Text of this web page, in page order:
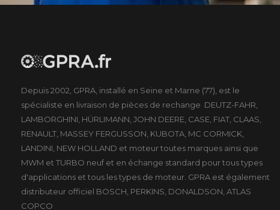
Depuis 2002, GPRA, installé en Seine et Marne (77), est le
spécialiste en livraison de pièces de rechange DEUTZ-FAHR,
LAMBORGHINI, HÜRLIMANN, JOHN DEERE, CASE, FIAT, CLAAS,
RENAULT, MASSEY FERGUSSON, KUBOTA, MC CORMICK,
LANDINI, NEW HOLLAND et moteur toutes marques ainsi que
MWM et TURBO neuf et en échange standard pour tous types
d'applications et tous les types de moteur. GPRA est également
distributeur officiel BOSCH, PERKINS, DONALDSON, ATLAS
COPCO